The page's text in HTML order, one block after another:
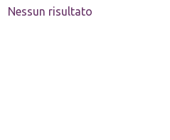
Nessun risultato